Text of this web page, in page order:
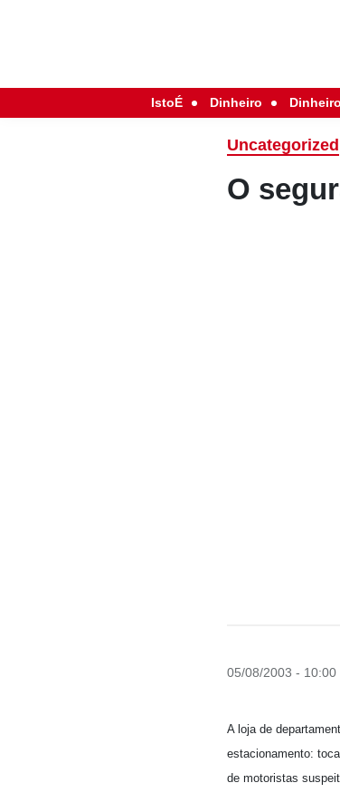
IstoÉ Dinheiro
Uncategorized
O
05/08/2003 - 10:00
A loja de
estacionamento:
de motoristas